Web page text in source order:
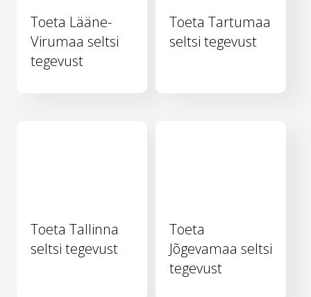
Toeta Lääne-
Virumaa seltsi
tegevust
Toeta Tartumaa
seltsi tegevust
Toeta Tallinna
seltsi tegevust
Toeta
Jõgevamaa seltsi
tegevust